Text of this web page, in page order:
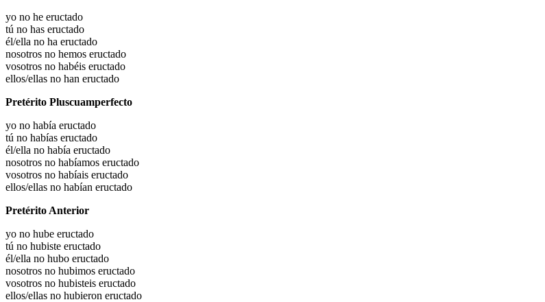
yo no he eructado
tú no has eructado
él/ella no ha eructado
nosotros no hemos eructado
vosotros no habéis eructado
ellos/ellas no han eructado
Pretérito Pluscuamperfecto
yo no había eructado
tú no habías eructado
él/ella no había eructado
nosotros no habíamos eructado
vosotros no habíais eructado
ellos/ellas no habían eructado
Pretérito Anterior
yo no hube eructado
tú no hubiste eructado
él/ella no hubo eructado
nosotros no hubimos eructado
vosotros no hubisteis eructado
ellos/ellas no hubieron eructado